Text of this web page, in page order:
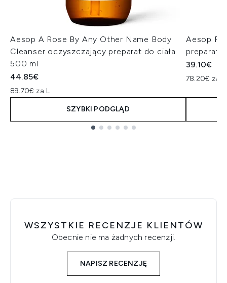
Aesop A Rose By Any Other Name Body
Cleanser oczyszczający preparat do ciała
500 ml
44.85€
89.70€ za L
SZYBKI PODGLĄD
Aesop
preparat
39.10€
78.20€ za L
WSZYSTKIE RECENZJE KLIENTÓW
Obecnie nie ma żadnych recenzji.
NAPISZ RECENZJĘ